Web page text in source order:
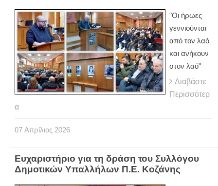
"Οι ήρωες
γεννιούνται
από τον λαό
και ανήκουν
στον λαό"
Διαβάστε
Περισσότερ
α
07 Απρίλιος 2026
Ευχαριστήριο για τη δράση του Συλλόγου
Δημοτικών Υπαλλήλων Π.Ε. Κοζάνης